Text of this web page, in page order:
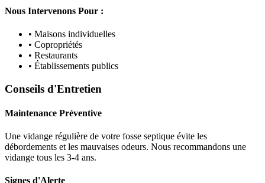
Nous Intervenons Pour :
• Maisons individuelles
• Copropriétés
• Restaurants
• Établissements publics
Conseils d'Entretien
Maintenance Préventive
Une vidange régulière de votre fosse septique évite les
débordements et les mauvaises odeurs. Nous recommandons une
vidange tous les 3-4 ans.
Signes d'Alerte